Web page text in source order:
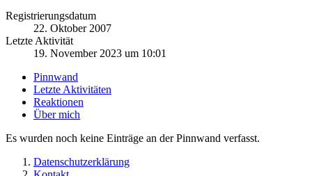
Registrierungsdatum
22. Oktober 2007
Letzte Aktivität
19. November 2023 um 10:01
Pinnwand
Letzte Aktivitäten
Reaktionen
Über mich
Es wurden noch keine Einträge an der Pinnwand verfasst.
Datenschutzerklärung